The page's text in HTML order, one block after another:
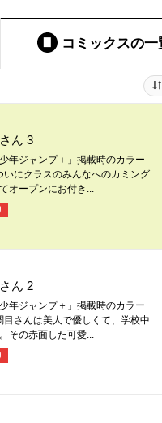
コミックスの一
ん 3
年ジャンプ＋」掲載時のカラー
いにクラスのみんなへのカミング
オープンにお付き...
ん 2
年ジャンプ＋」掲載時のカラー
目さんは美人で優しくて、学校中
その赤面した可愛...